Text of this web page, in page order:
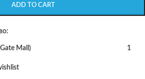
ADD TO CART
Mall) 1